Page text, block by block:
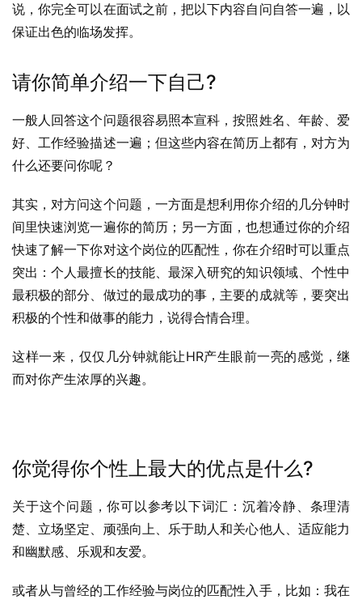
说，你完全可以在面试之前，把以下内容自问自答一遍，以
保证出色的临场发挥。
请你简单介绍一下自己?
一般人回答这个问题很容易照本宣科，按照姓名、年龄、爱
好、工作经验描述一遍；但这些内容在简历上都有，对方为
什么还要问你呢？
其实，对方问这个问题，一方面是想利用你介绍的几分钟时
间里快速浏览一遍你的简历；另一方面，也想通过你的介绍
快速了解一下你对这个岗位的匹配性，你在介绍时可以重点
突出：个人最擅长的技能、最深入研究的知识领域、个性中
最积极的部分、做过的最成功的事，主要的成就等，要突出
积极的个性和做事的能力，说得合情合理。
这样一来，仅仅几分钟就能让HR产生眼前一亮的感觉，继
而对你产生浓厚的兴趣。
你觉得你个性上最大的优点是什么?
关于这个问题，你可以参考以下词汇：沉着冷静、条理清
楚、立场坚定、顽强向上、乐于助人和关心他人、适应能力
和幽默感、乐观和友爱。
或者从与曾经的工作经验与岗位的匹配性入手，比如：我在